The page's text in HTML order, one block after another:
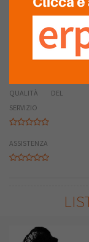
TECNICA
D'INSTALLAZIONE
QUALITÀ DEL
SERVIZIO
ASSISTENZA